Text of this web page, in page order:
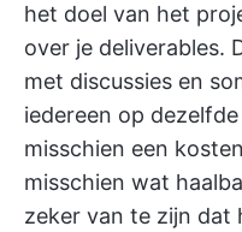
het doel van het
over je deliverables.
met discussies en
iedereen op
misschien een
misschien wat
zeker van te zijn dat